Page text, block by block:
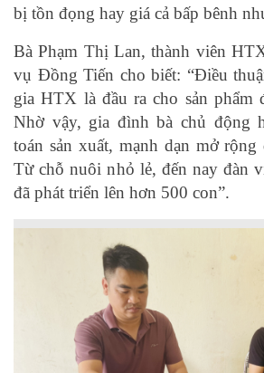
bị tồn đọng hay giá cả bấp bênh
Bà Phạm Thị Lan, thành viên
vụ Đồng Tiến cho biết: “Điều
gia HTX là đầu ra cho sản phẩm
Nhờ vậy, gia đình bà chủ động
toán sản xuất, mạnh dạn mở
Từ chỗ nuôi nhỏ lẻ, đến nay đàn
đã phát triển lên hơn 500 con”.